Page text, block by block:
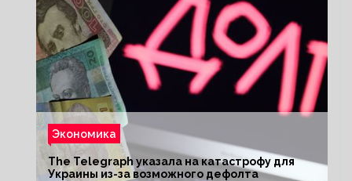
Экономика
The Telegraph указала на катастрофу для
Украины из-за возможного дефолта